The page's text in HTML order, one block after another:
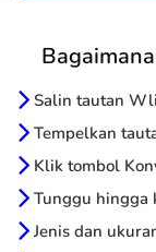
Salin tautan
Tempelkan
Klik tombol
Tunggu hingga
Jenis dan